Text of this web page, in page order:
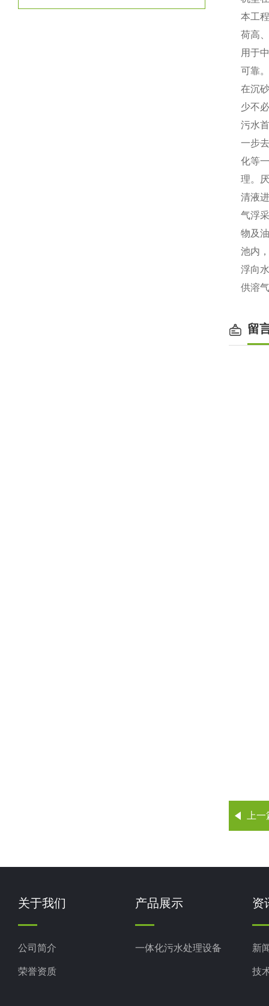
本工
荷高
用于
可靠
在沉
少不
污水
一步
化等
理。
清液
气浮
物及
池内
浮向
供溶
留
上
关于我们
公司简介
荣誉资质
产品展示
一体化污水处理设备
资
新
技